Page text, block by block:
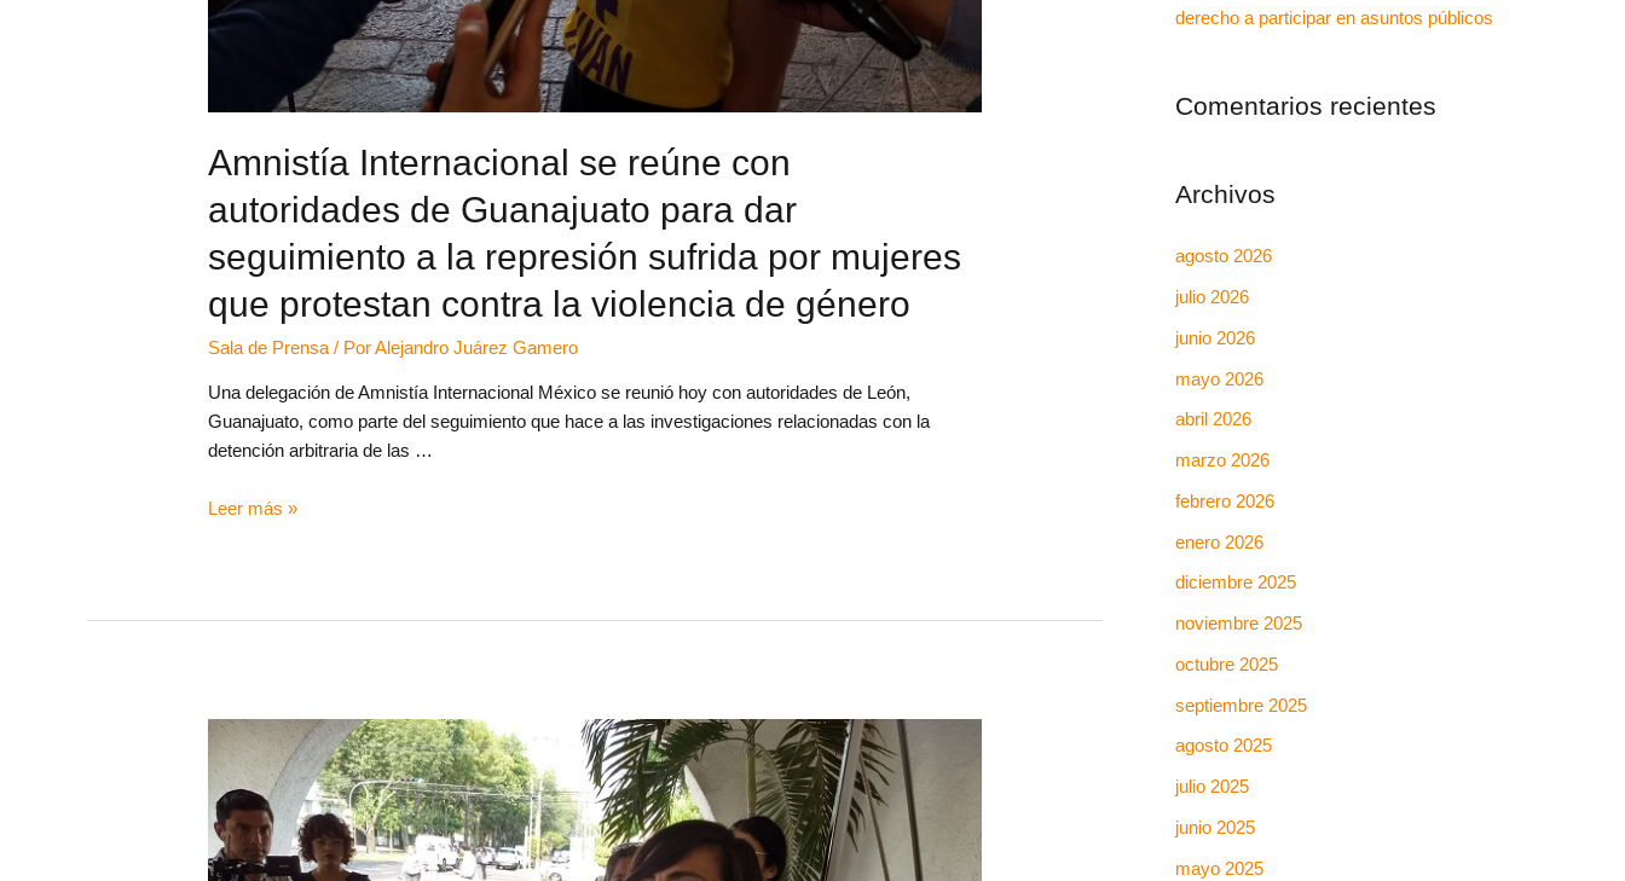
Amnistía Internacional se reúne con
autoridades de Guanajuato para dar
seguimiento a la represión sufrida por mujeres
que protestan contra la violencia de género
Sala de Prensa / PorAlejandro Juárez Gamero
Una delegación de Amnistía Internacional México se reunió hoy con autoridades de León,
Guanajuato, como parte del seguimiento que hace a las investigaciones relacionadas con la
detención arbitraria de las …
Leer más »
derecho a participar en asuntos públicos
Comentarios recientes
Archivos
agosto 2026
julio 2026
junio 2026
mayo 2026
abril 2026
marzo 2026
febrero 2026
enero 2026
diciembre 2025
noviembre 2025
octubre 2025
septiembre 2025
agosto 2025
julio 2025
junio 2025
mayo 2025